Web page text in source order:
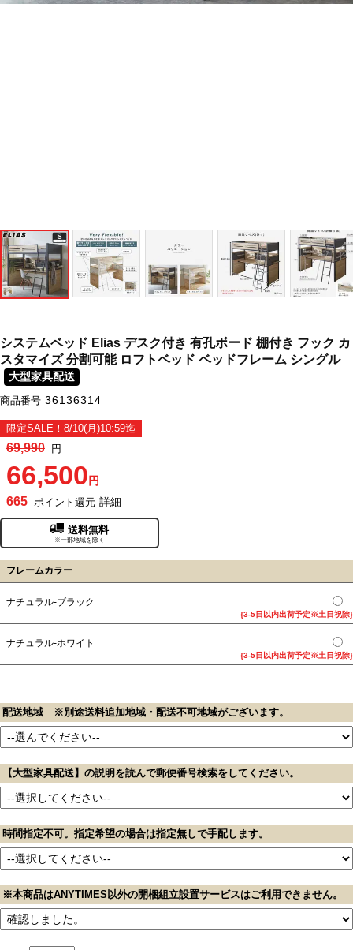
システムベッド Elias デスク付き 有孔ボード 棚付き フック カ
スタマイズ 分割可能 ロフトベッド ベッドフレーム シングル
大型家具配送
商品番号 36136314
限定SALE！8/10(月)10:59迄
69,990 円
66,500 円
665 ポイント還元 詳細
送料無料
※一部地域を除く
フレームカラー
ナチュラル-ブラック
{3-5日以内出荷予定※土日祝除}
ナチュラル-ホワイト
{3-5日以内出荷予定※土日祝除}
配送地域 ※別途送料追加地域・配送不可地域がございます。
【大型家具配送】の説明を読んで郵便番号検索をしてください。
時間指定不可。指定希望の場合は指定無しで手配します。
※本商品はANYTIMES以外の開梱組立設置サービスはご利用できません。